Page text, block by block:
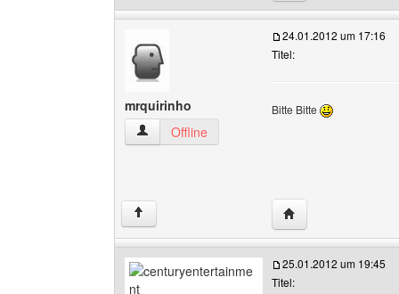
mrquirinho
mrquirinho Benutzer-Profile anzeigen
Offline
24.01.2012 um 17:16
Titel:
Bitte Bitte
↑ Website dieses
25.01.2012 um 19:45
Titel: